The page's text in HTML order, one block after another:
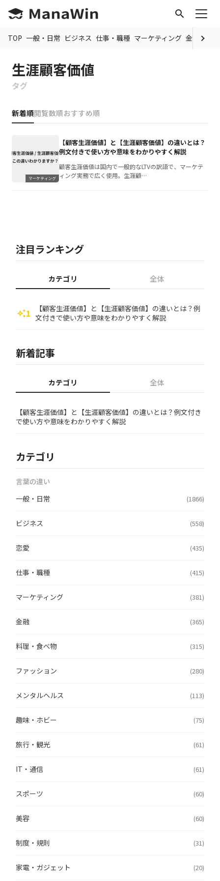
search
TOP 一般・日常 ビジネス 仕事・職種 マーケティング 金融 制度
生涯顧客価値
タグ
新着順閲覧数順おすすめ順
マーケティング
【顧客生涯価値】と【生涯顧客価値】の違いとは？
例文付きで使い方や意味をわかりやすく解説
顧客生涯価値は国内で一般的なLTVの訳語で、マーケテ
ィング実務で広く使用。生涯顧…
注目ランキング
カテゴリ 全体
auto_awesome1
【顧客生涯価値】と【生涯顧客価値】の違いとは？例
文付きで使い方や意味をわかりやすく解説
新着記事
カテゴリ 全体
【顧客生涯価値】と【生涯顧客価値】の違いとは？例文付き
で使い方や意味をわかりやすく解説
カテゴリ
言葉の違い
一般・日常
(1866)
ビジネス (558)
恋愛 (435)
仕事・職種 (415)
マーケティング (381)
金融 (365)
料理・食べ物 (315)
ファッション (280)
メンタルヘルス (113)
趣味・ホビー (75)
旅行・観光 (61)
IT・通信 (61)
スポーツ (60)
美容 (60)
制度・規則 (31)
家電・ガジェット (20)